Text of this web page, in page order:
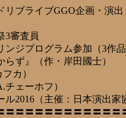
リブライブGGO企画・演出
3審査員
ンジプログラム参加（3作品
らず』（作・岸田國士）
カ）
チェーホフ）
ル2016（主催：日本演出家
〓〓〓〓〓〓〓〓〓〓〓〓